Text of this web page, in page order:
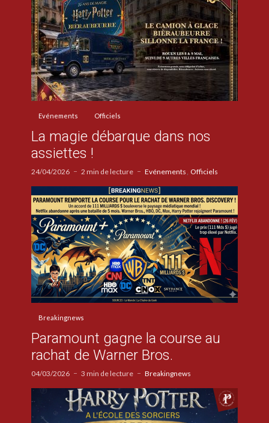
Evénements Officiels
La magie débarque dans nos
assiettes !
24/04/2026 2 min de lecture Evénements Officiels
Breakingnews
Paramount gagne la course au
rachat de Warner Bros.
04/03/2026 3 min de lecture Breakingnews